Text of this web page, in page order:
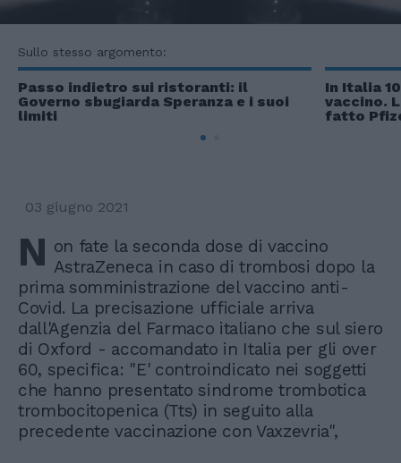
Sullo stesso argomento:
Passo indietro sui ristoranti: il
Governo sbugiarda Speranza e i suoi
limiti
In Italia
vaccino.
fatto
03 giugno 2021
N on fate la seconda dose di vaccino
AstraZeneca in caso di trombosi dopo la
prima somministrazione del vaccino anti-
Covid. La precisazione ufficiale arriva
dall'Agenzia del Farmaco italiano che sul siero
di Oxford - accomandato in Italia per gli over
60, specifica: "E' controindicato nei soggetti
che hanno presentato sindrome trombotica
trombocitopenica (Tts) in seguito alla
precedente vaccinazione con Vaxzevria",